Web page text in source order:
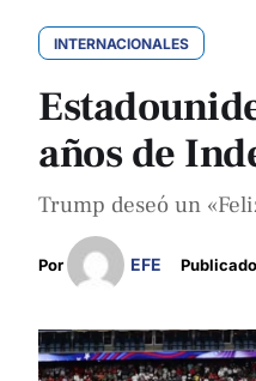
INTERNACIONALES
años de
Trump deseó un
Por EFE